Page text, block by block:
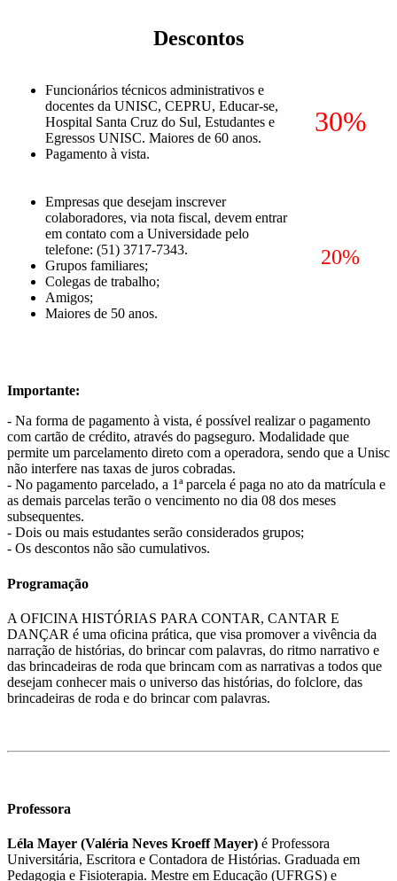
Descontos
Funcionários técnicos administrativos e
docentes da UNISC, CEPRU, Educar-se,
Hospital Santa Cruz do Sul, Estudantes e
Egressos UNISC. Maiores de 60 anos.
Pagamento à vista.
30%
Empresas que desejam inscrever
colaboradores, via nota fiscal, devem entrar
em contato com a Universidade pelo
telefone: (51) 3717-7343.
Grupos familiares;
Colegas de trabalho;
Amigos;
Maiores de 50 anos.
20%
Importante:
- Na forma de pagamento à vista, é possível realizar o pagamento
com cartão de crédito, através do pagseguro. Modalidade que
permite um parcelamento direto com a operadora, sendo que a Unisc
não interfere nas taxas de juros cobradas.
- No pagamento parcelado, a 1ª parcela é paga no ato da matrícula e
as demais parcelas terão o vencimento no dia 08 dos meses
subsequentes.
- Dois ou mais estudantes serão considerados grupos;
- Os descontos não são cumulativos.
Programação
A OFICINA HISTÓRIAS PARA CONTAR, CANTAR E
DANÇAR é uma oficina prática, que visa promover a vivência da
narração de histórias, do brincar com palavras, do ritmo narrativo e
das brincadeiras de roda que brincam com as narrativas a todos que
desejam conhecer mais o universo das histórias, do folclore, das
brincadeiras de roda e do brincar com palavras.
Professora
Léla Mayer (Valéria Neves Kroeff Mayer) é Professora
Universitária, Escritora e Contadora de Histórias. Graduada em
Pedagogia e Fisioterapia. Mestre em Educação (UFRGS) e